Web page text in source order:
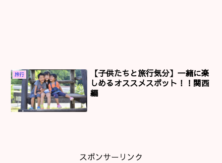
旅行
【子供たちと旅行気分】一緒に楽
しめるオススメスポット！！関西
編
スポンサーリンク